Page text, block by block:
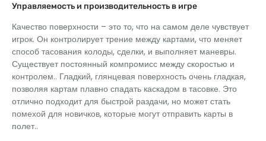
Управляемость и производительность в игре
Качество поверхности – это то, что на самом деле чувствует
игрок. Он контролирует трение между картами, что меняет
способ тасования колоды, сделки, и выполняет маневры.
Существует постоянный компромисс между скоростью и
контролем.. Гладкий, глянцевая поверхность очень гладкая,
позволяя картам плавно спадать каскадом в тасовке. Это
отлично подходит для быстрой раздачи, но может стать
помехой для новичков, которые могут отправить карты в
полет..